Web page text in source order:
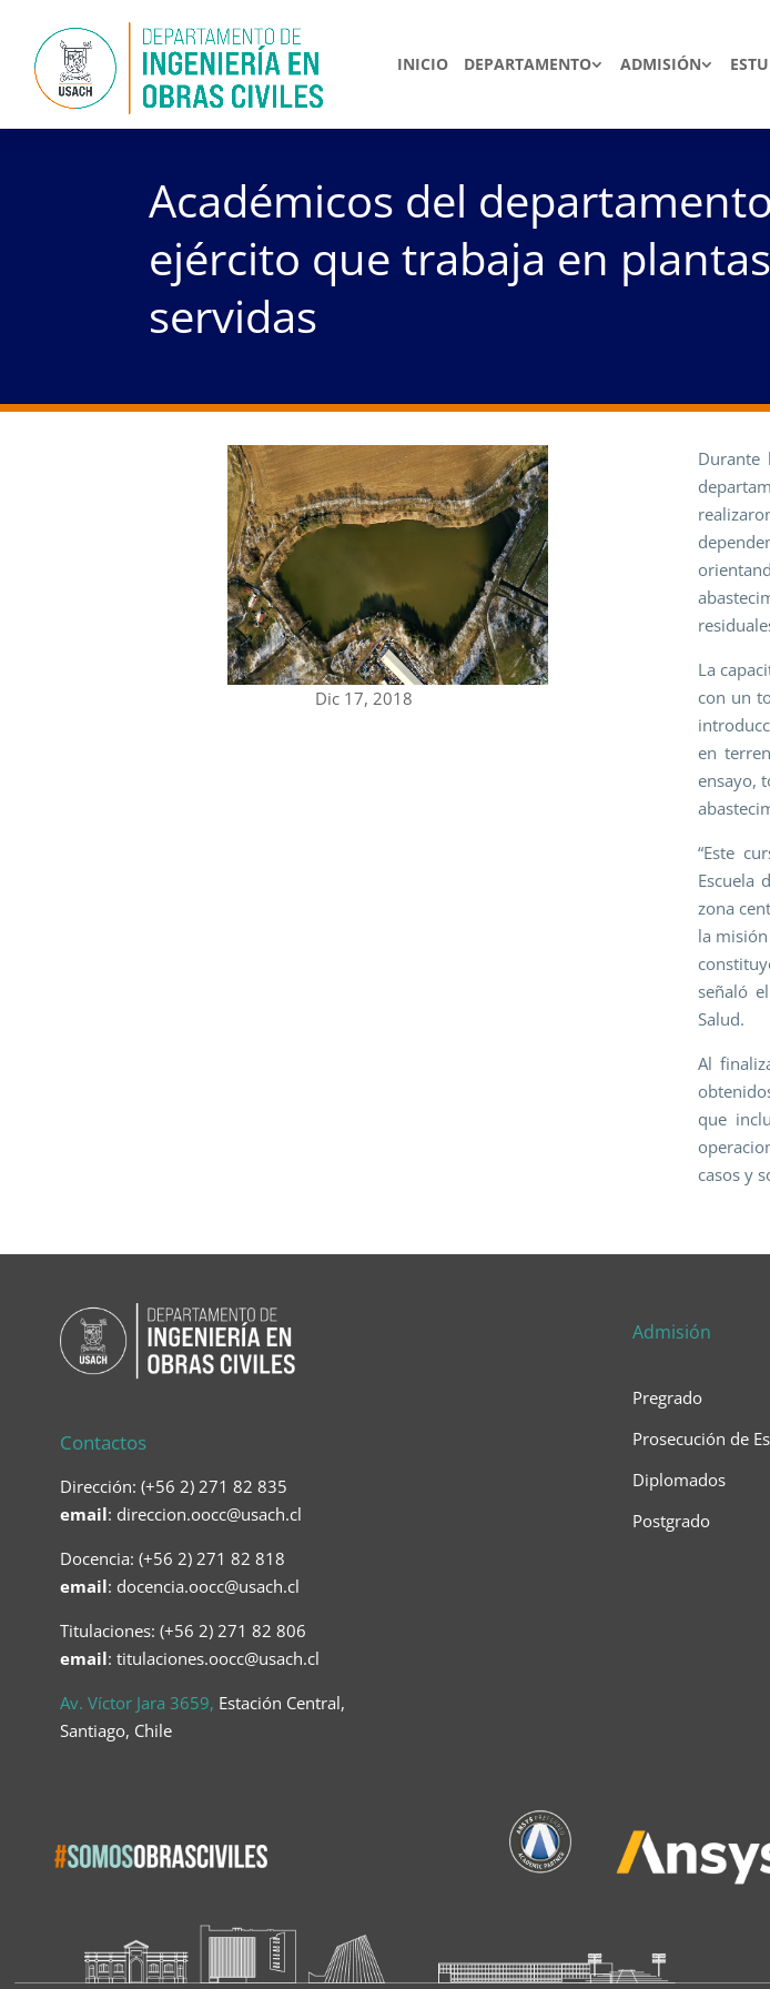
INICIO DEPARTAMENTO ADMISIÓN
Académicos del
ejército que trabaja en
servidas
Dic 17, 2018
Durante
La
con un
en
ensayo,
“Este
Escuela
zona
la
señaló
Salud.
Al
que
casos y
Contactos
Dirección: (+56 2) 271 82 835
email: direccion.oocc@usach.cl
Docencia: (+56 2) 271 82 818
email: docencia.oocc@usach.cl
Titulaciones: (+56 2) 271 82 806
email: titulaciones.oocc@usach.cl
Av. Víctor Jara 3659, Estación Central,
Santiago, Chile
Admisión
Pregrado
Prosecución de
Diplomados
Postgrado